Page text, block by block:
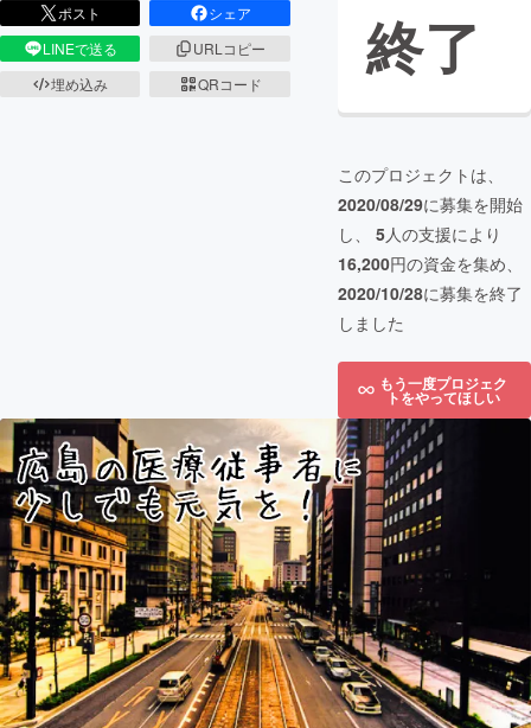
ポスト
シェア
LINEで送る
URLコピー
埋め込み
QRコード 終了
このプロジェクトは、
2020/08/29に募集を開始
し、 5人の支援により
16,200円の資金を集め、
2020/10/28に募集を終了
しました
もう一度プロジェク
トをやってほしい